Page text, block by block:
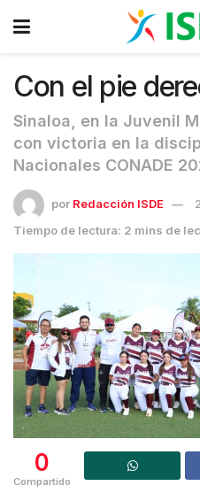
Con el pie
Sinaloa, en la Juvenil
con victoria en la
Nacionales CONADE
por Redacción ISDE
Tiempo de lectura: 2 mins de
0
Compartido